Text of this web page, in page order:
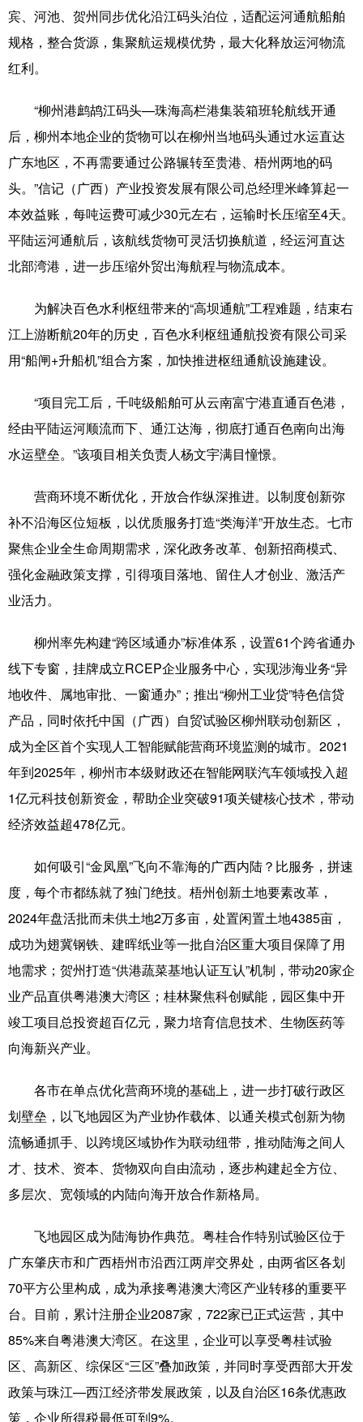
宾、河池、贺州同步优化沿江码头泊位，适配运河通航船舶
规格，整合货源，集聚航运规模优势，最大化释放运河物流
红利。
“柳州港鹧鸪江码头—珠海高栏港集装箱班轮航线开通
后，柳州本地企业的货物可以在柳州当地码头通过水运直达
广东地区，不再需要通过公路辗转至贵港、梧州两地的码
头。”信记（广西）产业投资发展有限公司总经理米峰算起一
本效益账，每吨运费可减少30元左右，运输时长压缩至4天。
平陆运河通航后，该航线货物可灵活切换航道，经运河直达
北部湾港，进一步压缩外贸出海航程与物流成本。
为解决百色水利枢纽带来的“高坝通航”工程难题，结束右
江上游断航20年的历史，百色水利枢纽通航投资有限公司采
用“船闸+升船机”组合方案，加快推进枢纽通航设施建设。
“项目完工后，千吨级船舶可从云南富宁港直通百色港，
经由平陆运河顺流而下、通江达海，彻底打通百色南向出海
水运壁垒。”该项目相关负责人杨文宇满目憧憬。
营商环境不断优化，开放合作纵深推进。以制度创新弥
补不沿海区位短板，以优质服务打造“类海洋”开放生态。七市
聚焦企业全生命周期需求，深化政务改革、创新招商模式、
强化金融政策支撑，引得项目落地、留住人才创业、激活产
业活力。
柳州率先构建“跨区域通办”标准体系，设置61个跨省通办
线下专窗，挂牌成立RCEP企业服务中心，实现涉海业务“异
地收件、属地审批、一窗通办”；推出“柳州工业贷”特色信贷
产品，同时依托中国（广西）自贸试验区柳州联动创新区，
成为全区首个实现人工智能赋能营商环境监测的城市。2021
年到2025年，柳州市本级财政还在智能网联汽车领域投入超
1亿元科技创新资金，帮助企业突破91项关键核心技术，带动
经济效益超478亿元。
如何吸引“金凤凰”飞向不靠海的广西内陆？比服务，拼速
度，每个市都练就了独门绝技。梧州创新土地要素改革，
2024年盘活批而未供土地2万多亩，处置闲置土地4385亩，
成功为翅冀钢铁、建晖纸业等一批自治区重大项目保障了用
地需求；贺州打造“供港蔬菜基地认证互认”机制，带动20家企
业产品直供粤港澳大湾区；桂林聚焦科创赋能，园区集中开
竣工项目总投资超百亿元，聚力培育信息技术、生物医药等
向海新兴产业。
各市在单点优化营商环境的基础上，进一步打破行政区
划壁垒，以飞地园区为产业协作载体、以通关模式创新为物
流畅通抓手、以跨境区域协作为联动纽带，推动陆海之间人
才、技术、资本、货物双向自由流动，逐步构建起全方位、
多层次、宽领域的内陆向海开放合作新格局。
飞地园区成为陆海协作典范。粤桂合作特别试验区位于
广东肇庆市和广西梧州市沿西江两岸交界处，由两省区各划
70平方公里构成，成为承接粤港澳大湾区产业转移的重要平
台。目前，累计注册企业2087家，722家已正式运营，其中
85%来自粤港澳大湾区。在这里，企业可以享受粤桂试验
区、高新区、综保区“三区”叠加政策，并同时享受西部大开发
政策与珠江—西江经济带发展政策，以及自治区16条优惠政
策，企业所得税最低可到9%。